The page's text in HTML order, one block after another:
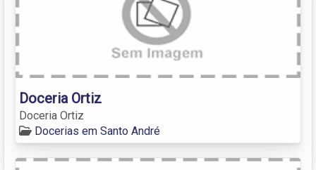
Doceria Ortiz
Doceria Ortiz
Docerias em Santo André